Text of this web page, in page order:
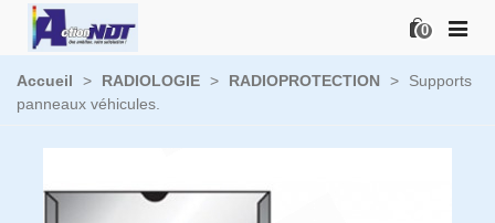
0
Accueil > RADIOLOGIE > RADIOPROTECTION >
Supports
panneaux véhicules.